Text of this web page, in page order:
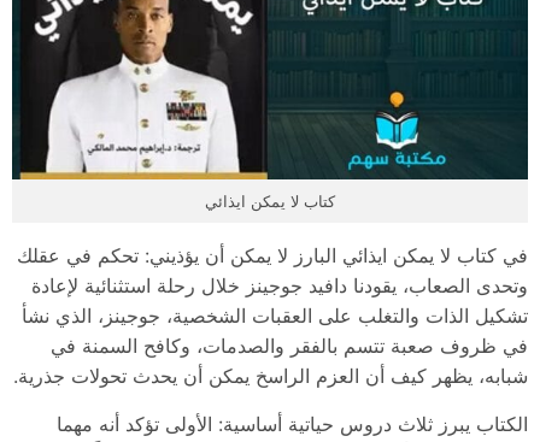
كتاب لا يمكن ايذائي
في كتاب لا يمكن ايذائي البارز لا يمكن أن يؤذيني: تحكم في عقلك
وتحدى الصعاب، يقودنا دافيد جوجينز خلال رحلة استثنائية لإعادة
تشكيل الذات والتغلب على العقبات الشخصية، جوجينز، الذي نشأ
في ظروف صعبة تتسم بالفقر والصدمات، وكافح السمنة في
شبابه، يظهر كيف أن العزم الراسخ يمكن أن يحدث تحولات جذرية.
الكتاب يبرز ثلاث دروس حياتية أساسية: الأولى تؤكد أنه مهما